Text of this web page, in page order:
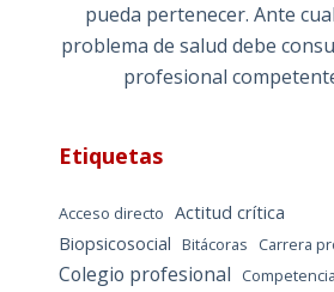
pueda pertenecer. Ante
problema de salud debe
profesional
Etiquetas
Acceso directo Actitud crítica
Biopsicosocial Bitácoras Carrera
Colegio profesional